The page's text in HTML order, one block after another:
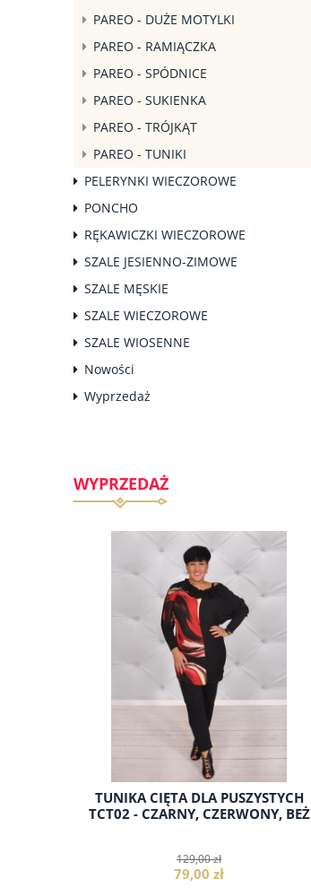
PAREO - DUŻE MOTYLKI
PAREO - RAMIĄCZKA
PAREO - SPÓDNICE
PAREO - SUKIENKA
PAREO - TRÓJKĄT
PAREO - TUNIKI
PELERYNKI WIECZOROWE
PONCHO
RĘKAWICZKI WIECZOROWE
SZALE JESIENNO-ZIMOWE
SZALE MĘSKIE
SZALE WIECZOROWE
SZALE WIOSENNE
Nowości
Wyprzedaż
WYPRZEDAŻ
TUNIKA CIĘTA DLA PUSZYSTYCH
TCT02 - CZARNY, CZERWONY, BEŻ
129,00 zł
79,00 zł